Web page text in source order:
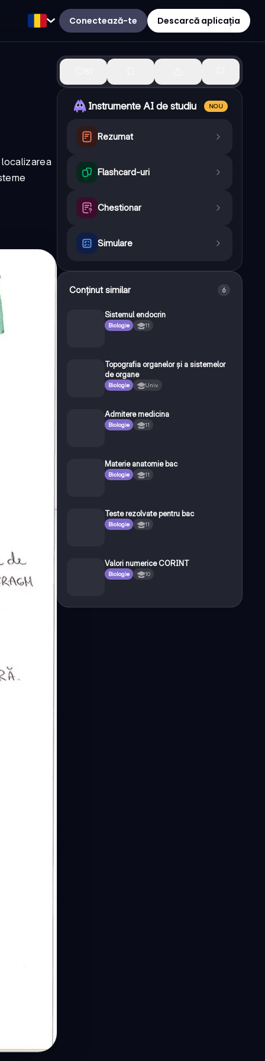
Conectează-te Descarcă aplicația
Instrumente AI de studiu NOU
Rezumat
Flashcard-uri
Chestionar
Simulare
Conținut similar 6
Sistemul endocrin
Biologie 11
Topografia organelor și a sistemelor
de organe
Biologie Univ.
Admitere medicina
Biologie 11
Materie anatomie bac
Biologie 11
Teste rezolvate pentru bac
Biologie 11
Valori numerice CORINT
Biologie 10